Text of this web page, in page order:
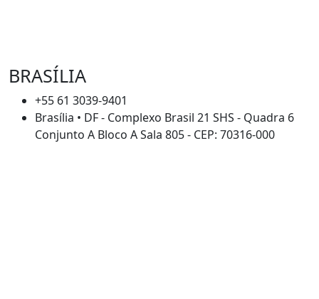
BRASÍLIA
+55 61 3039-9401
Brasília • DF - Complexo Brasil 21 SHS - Quadra 6
Conjunto A Bloco A Sala 805 - CEP: 70316-000